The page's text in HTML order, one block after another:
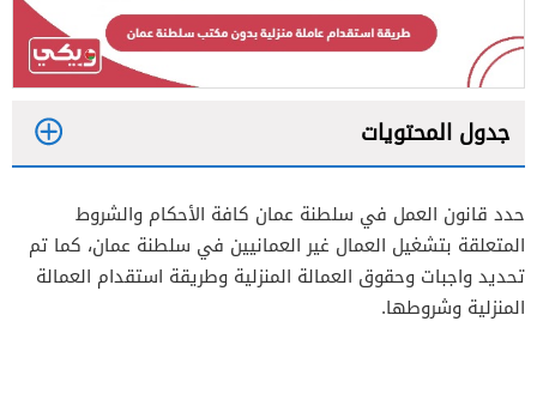
جدول المحتويات
2
3
حدد قانون العمل في سلطنة عمان كافة الأحكام والشروط
المتعلقة بتشغيل العمال غير العمانيين في سلطنة عمان، كما تم
تحديد واجبات وحقوق العمالة المنزلية وطريقة استقدام العمالة
المنزلية وشروطها.